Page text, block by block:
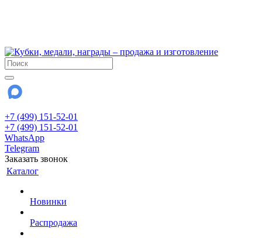
+7 (499) 151-52-01
+7 (499) 151-52-01
WhatsApp
Telegram
Заказать звонок
Каталог
Новинки
Распродажа